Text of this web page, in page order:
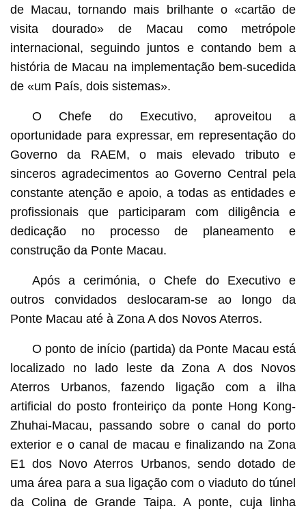
de Macau, tornando mais brilhante o «cartão de
visita dourado» de Macau como metrópole
internacional, seguindo juntos e contando bem a
história de Macau na implementação bem-sucedida
de «um País, dois sistemas».
O Chefe do Executivo, aproveitou a
oportunidade para expressar, em representação do
Governo da RAEM, o mais elevado tributo e
sinceros agradecimentos ao Governo Central pela
constante atenção e apoio, a todas as entidades e
profissionais que participaram com diligência e
dedicação no processo de planeamento e
construção da Ponte Macau.
Após a cerimónia, o Chefe do Executivo e
outros convidados deslocaram-se ao longo da
Ponte Macau até à Zona A dos Novos Aterros.
O ponto de início (partida) da Ponte Macau está
localizado no lado leste da Zona A dos Novos
Aterros Urbanos, fazendo ligação com a ilha
artificial do posto fronteiriço da ponte Hong Kong-
Zhuhai-Macau, passando sobre o canal do porto
exterior e o canal de macau e finalizando na Zona
E1 dos Novo Aterros Urbanos, sendo dotado de
uma área para a sua ligação com o viaduto do túnel
da Colina de Grande Taipa. A ponte, cuja linha